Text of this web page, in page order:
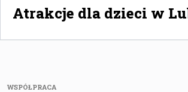
Atrakcje dla dzieci w
WSPÓŁPRACA